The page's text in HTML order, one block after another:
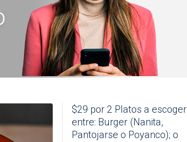
$29 por 2 Platos a escoger
entre: Burger (Nanita,
Pantojarse o Poyanco); o